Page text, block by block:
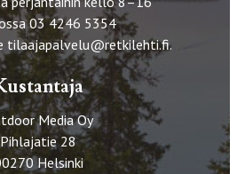
03 4246 5354
tilaajapalvelu@retkilehti.fi.
Media Oy
Pihlajatie 28
Helsinki